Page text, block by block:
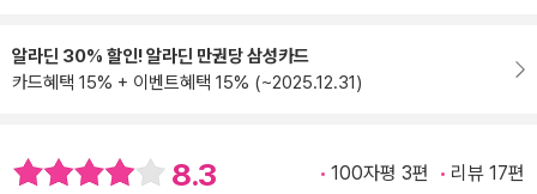
알라딘 30% 할인! 알라딘 만권당 삼성카드
카드혜택 15% + 이벤트혜택 15% (~2025.12.31)
8.3 100자평 3편 리뷰 17편